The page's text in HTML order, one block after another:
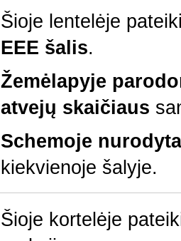
Šioje lentelėje
EEE šalis.
Žemėlapyje
atvejų skaičiaus
Schemoje
kiekvienoje šalyje.
Šioje kortelėje